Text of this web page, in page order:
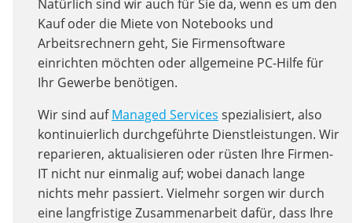
Natürlich sind wir auch für Sie da, wenn es um den
Kauf oder die Miete von Notebooks und
Arbeitsrechnern geht, Sie Firmensoftware
einrichten möchten oder allgemeine PC-Hilfe für
Ihr Gewerbe benötigen.
Wir sind aufManaged Services spezialisiert, also
kontinuierlich durchgeführte Dienstleistungen. Wir
reparieren, aktualisieren oder rüsten Ihre Firmen-
IT nicht nur einmalig auf; wobei danach lange
nichts mehr passiert. Vielmehr sorgen wir durch
eine langfristige Zusammenarbeit dafür, dass Ihre